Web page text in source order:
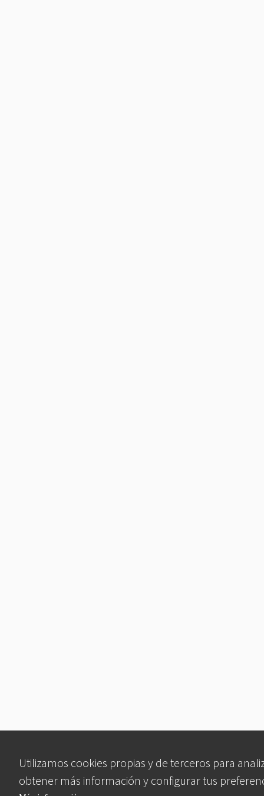
Utilizamos cookies propias y de terceros para
obtener más información y configurar tus